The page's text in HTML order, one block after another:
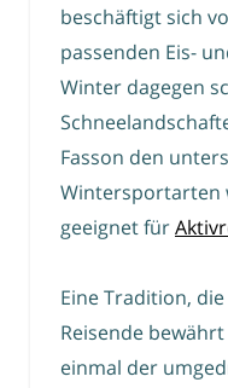
beschäftigt sich
passenden Eis-
Winter dagegen
Fasson den
Wintersportarten
geeignet für
Eine Tradition,
Reisende
einmal der